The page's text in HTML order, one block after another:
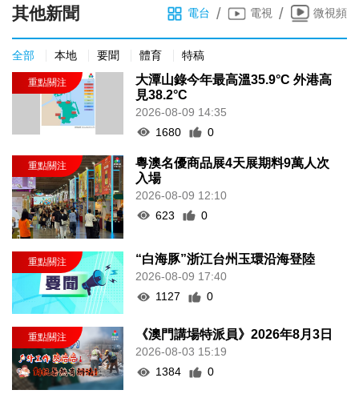
其他新聞 電台 / 電視 / 微視頻
全部 本地 要聞 體育 特稿
大潭山錄今年最高溫35.9°C 外港高
見38.2°C
2026-08-09 14:35
1680
0
粵澳名優商品展4天展期料9萬人次
入場
2026-08-09 12:10
623
0
“白海豚”浙江台州玉環沿海登陸
2026-08-09 17:40
1127
0
《澳門講場特派員》2026年8月3日
2026-08-03 15:19
1384
0